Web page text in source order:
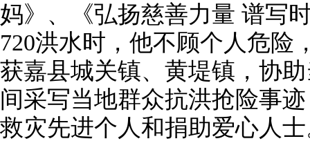
妈》、《弘扬慈善力量 谱写
720洪水时，他不顾个人危险
获嘉县城关镇、黄堤镇，协
间采写当地群众抗洪抢险事
救灾先进个人和捐助爱心人